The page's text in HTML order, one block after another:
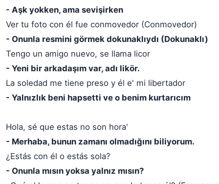
- Aşk yokken, ama sevişirken
Ver tu foto con él fue conmovedor (Conmovedor)
- Onunla resmini görmek dokunaklıydı (Dokunaklı)
Tengo un amigo nuevo, se llama licor
- Yeni bir arkadaşım var, adı likör.
La soledad me tiene preso y él e' mi libertador
- Yalnızlık beni hapsetti ve o benim kurtarıcım
Hola, sé que estas no son hora'
- Merhaba, bunun zamanı olmadığını biliyorum.
¿Estás con él o estás sola?
- Onunla mısın yoksa yalnız mısın?